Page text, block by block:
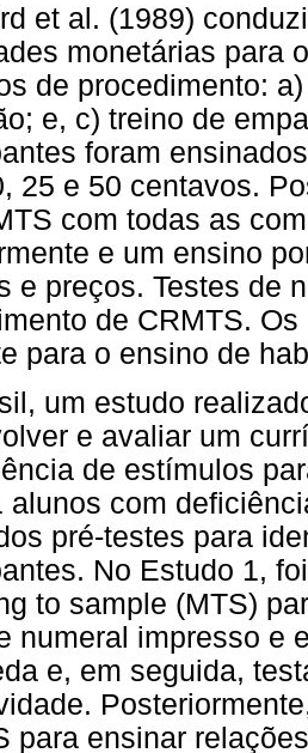
et al. (1989)
monetárias para
de procedimento:
e, c) treino de
foram
25 e 50 centavos.
com todas as
e um ensino
e preços. Testes de
de CRMTS.
para o ensino de
um estudo
e avaliar um
de estímulos
alunos com
pré-testes para
No Estudo 1,
to sample (MTS)
numeral impresso e
e, em seguida,
para ensinar